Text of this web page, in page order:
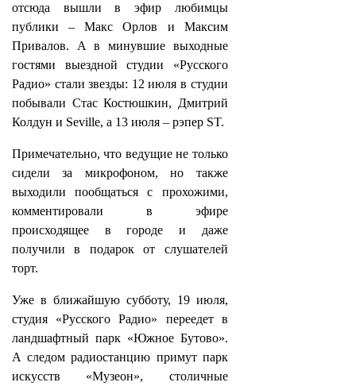
отсюда вышли в эфир любимцы
публики – Макс Орлов и Максим
Привалов. А в минувшие выходные
гостями выездной студии «Русского
Радио» стали звезды: 12 июля в студии
побывали Стас Костюшкин, Дмитрий
Колдун и Seville, а 13 июля – рэпер ST.
Примечательно, что ведущие не только
сидели за микрофоном, но также
выходили пообщаться с прохожими,
комментировали в эфире
происходящее в городе и даже
получили в подарок от слушателей
торт.
Уже в ближайшую субботу, 19 июля,
студия «Русского Радио» переедет в
ландшафтный парк «Южное Бутово».
А следом радиостанцию примут парк
искусств «Музеон», столичные